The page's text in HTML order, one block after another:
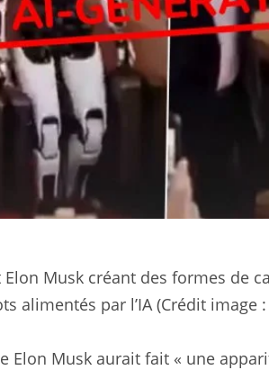
Musk créant des formes de
alimentés par l’IA (Crédit image
Elon Musk aurait fait « une